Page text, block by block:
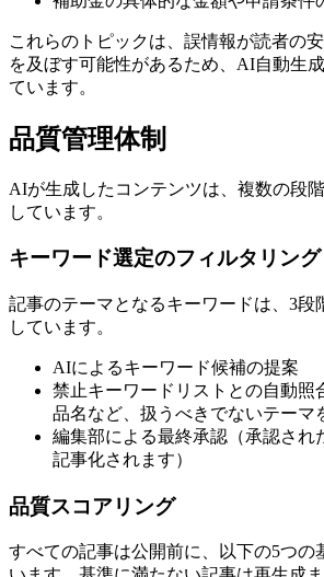
これらのトピックは、誤情報が読者の
を及ぼす可能性があるため、AI自動生
ています。
品質管理体制
AIが生成したコンテンツは、複数の段
しています。
キーワード選定のフィルタリング
記事のテーマとなるキーワードは、3段
しています。
AIによるキーワード候補の提案
禁止キーワードリストとの自動照
品名など、扱うべきでないテーマ
編集部による最終承認（承認され
記事化されます）
品質スコアリング
すべての記事は公開前に、以下の5つの